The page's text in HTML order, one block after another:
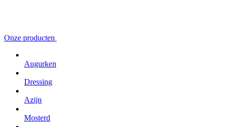
Onze producten
Augurken
Dressing
Azijn
Mosterd